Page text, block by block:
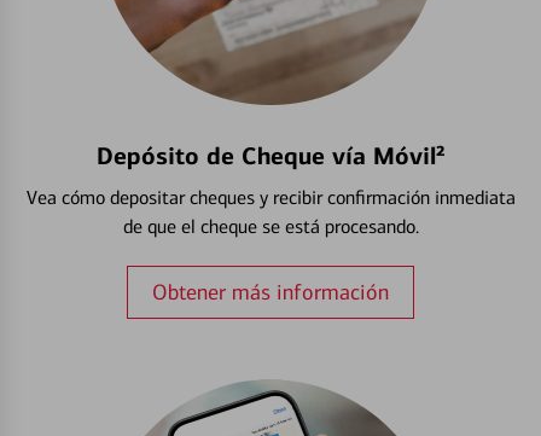
Depósito de Cheque vía Móvil²
Vea cómo depositar cheques y recibir confirmación inmediata
de que el cheque se está procesando.
Obtener más información